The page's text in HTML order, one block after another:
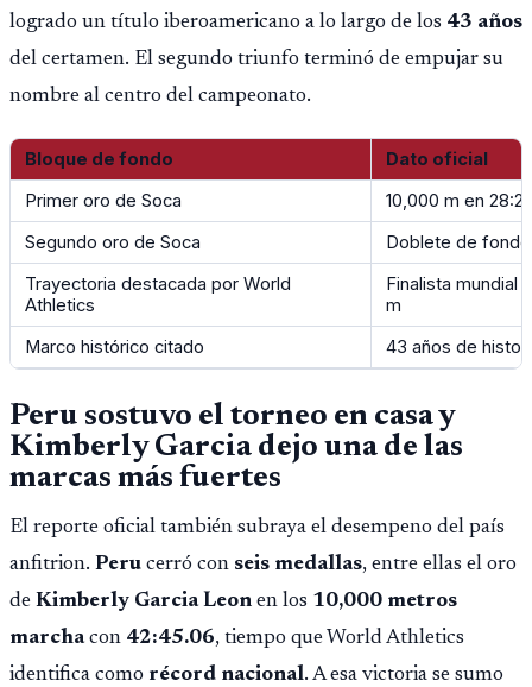
logrado un título iberoamericano a lo largo de los 43 años
del certamen. El segundo triunfo terminó de empujar su
nombre al centro del campeonato.
Bloque de fondo
Dato oficial
Primer oro de Soca
10,000 m en
Segundo oro de Soca
Doblete de
Trayectoria destacada por World
Athletics
Finalista mundial
m
Marco histórico citado
43 años de
Peru sostuvo el torneo en casa y
Kimberly Garcia dejo una de las
marcas más fuertes
El reporte oficial también subraya el desempeno del país
anfitrion. Peru cerró con seis medallas, entre ellas el oro
de Kimberly Garcia Leon en los 10,000 metros
marchacon 42:45.06, tiempo que World Athletics
identifica como récord nacional. A esa victoria se sumo